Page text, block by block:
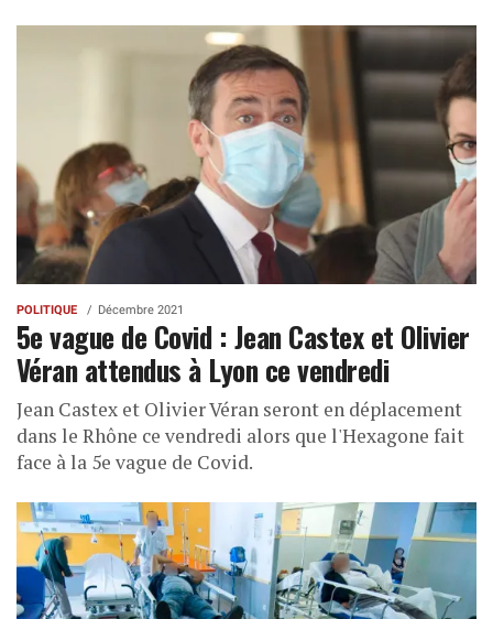
POLITIQUE Décembre 2021
5e vague de Covid : Jean Castex et Olivier
Véran attendus à Lyon ce vendredi
Jean Castex et Olivier Véran seront en déplacement
dans le Rhône ce vendredi alors que l'Hexagone fait
face à la 5e vague de Covid.